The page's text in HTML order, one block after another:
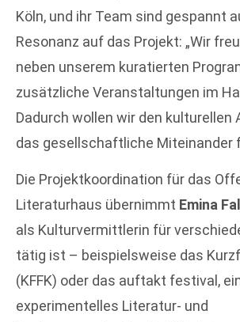
Köln, und ihr Team sind gespannt
Resonanz auf das Projekt: „Wir
neben unserem kuratierten
zusätzliche Veranstaltungen im
Dadurch wollen wir den kulturellen
das gesellschaftliche Miteinander
Die Projektkoordination für das
Literaturhaus übernimmt Emina
als Kulturvermittlerin für
tätig ist – beispielsweise das
(KFFK) oder das auftakt festival,
experimentelles Literatur- und